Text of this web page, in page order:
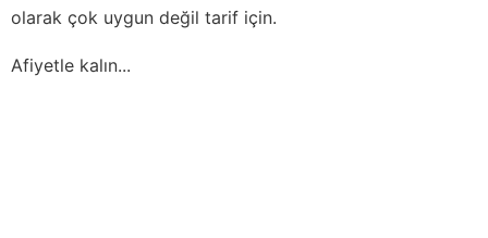
olarak çok uygun değil tarif için.
Afiyetle kalın...